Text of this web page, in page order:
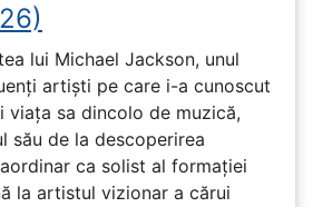
lui Michael Jackson, unul
artiști pe care i-a cunoscut
viața sa dincolo de muzică,
său de la descoperirea
ca solist al formației
la artistul vizionar a cărui